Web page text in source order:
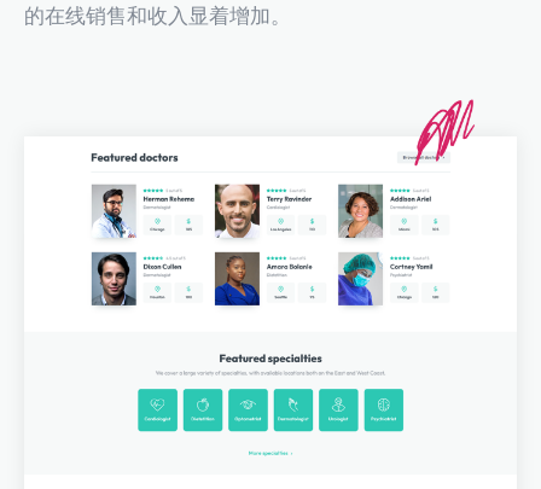
的在线销售和收入显着增加。